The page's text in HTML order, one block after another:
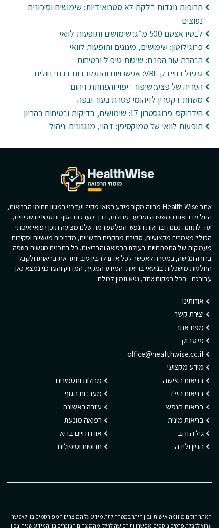
תרופות נוגדות דלקת לא סטרואידיות: שימושים וסיכונים
נפוצים
לבטיראצטם 500 מ״ג: שימושים ותופעות לוואי
פרוגילוטון: שימושים, מינונים ותופעות לוואי
הבהרת עור הפנים: שיטות טיפול ובטיחות
טיפול בחיידק VRE: אפשרויות והתמודדות בבתי חולים
הטריה של פצע: שיפור ריפוי והפחתת זיהום
משחת דקטרין לזיהומי פטרת בעור ובפה
הידרוקסי פרוגסטרון 17: שימושים, בדיקות ובטיחות בהריון
תופעות לוואי של טמוקסיפן: זיהוי, מנגנונים וניהול
אתר Health Wise מהווה מקור מידע רפואי מקיף ועדכני במגוון תחומי הבריאות,
החל מבריאות המשפחה ומניעת מחלות, דרך מערכות הגוף ותסמינים שכיחים,
ועד לתזונה נכונה ובריאות הנפש. הפלטפורמה שלנו מציעה תוכן רפואי איכותי
הכולל מאמרים מקצועיים, סקירת מחקרים חדשניים, מדריכים מעשיים וסקירות
מעמיקות של התפתחויות בעולם הרפואה והבריאות. כל התכנים מוגשים בשפה
ברורה ונגישה, במטרה לאפשר לכל אדם להבין טוב יותר את בריאותו ולקבל
החלטות מושכלות בנושאי בריאות. המידע המקיף, המדויק והעדכני נמצא כאן
עבורכם - הכל במקום אחד, נגיש וזמין לכולם.
אודותינו
יצירת קשר
מפת אתר
פייסבוק
office@healthwise.co.il
מידע מקצועי
בריאות האישה
בריאות הילד
בריאות הנפש
בריאות מינית
גיל הזהב
הריון ולידה
מחלות ותסמינים
מערכות הגוף
עזרה ראשונה
רפואה מונעת
אורח חיים בריא
תרופות וטיפולים
האתר הוקם מיוזמה אישית, ובין היתר במטרה לתת מידע על המוצרים המפורסמים בו ולאפשר
ערוץ לקבלת פרטים נוספים ואפשרויות רכישה לחלק מהמוצרים הנזכרים בו. המידע שניתן נכון